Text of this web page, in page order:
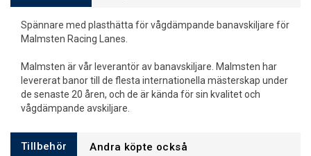
Spännare med plasthätta för vågdämpande banavskiljare för
Malmsten Racing Lanes.
Malmsten är vår leverantör av banavskiljare. Malmsten har
levererat banor till de flesta internationella mästerskap under
de senaste 20 åren, och de är kända för sin kvalitet och
vågdämpande avskiljare.
Tillbehör Andra köpte också